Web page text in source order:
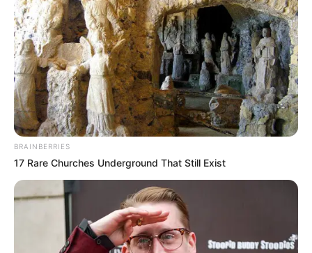
BRAINBERRIES
17 Rare Churches Underground That Still Exist